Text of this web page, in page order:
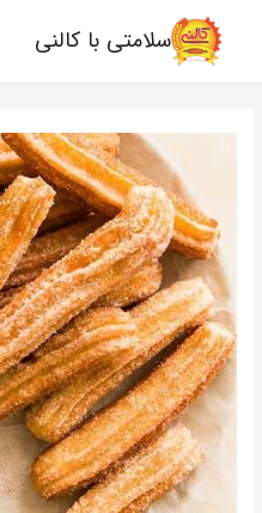
سلامتی با کالنی